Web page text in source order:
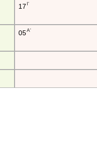
17 I'
05A'